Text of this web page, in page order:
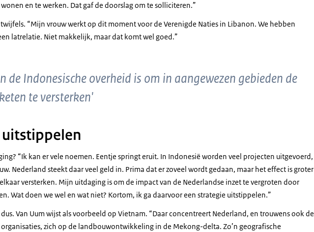
en te werken. Dat gaf de doorslag om te solliciteren.”
“Mijn vrouw werkt op dit moment voor de Verenigde Naties in Libanon. We hebben
latrelatie. Niet makkelijk, maar dat komt wel goed.”
de Indonesische overheid is om in aangewezen gebieden de
te versterken'
“Ik kan er vele noemen. Eentje springt eruit. In Indonesië worden veel projecten uitgevoerd,
Nederland steekt daar veel geld in. Prima dat er zoveel wordt gedaan, maar het effect is groter
versterken. Mijn uitdaging is om de impact van de Nederlandse inzet te vergroten door
Wat doen we wel en wat niet? Kortom, ik ga daarvoor een strategie uitstippelen.”
Van Uum wijst als voorbeeld op Vietnam. “Daar concentreert Nederland, en trouwens ook de
zich op de landbouwontwikkeling in de Mekong-delta. Zo’n geografische